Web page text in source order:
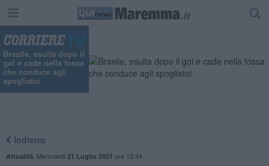
Brasile, esulta dopo il
gol e cade nella fossa
che conduce agli
spogliatoi
Indietro
Attualità Mercoledì 21 Luglio 2021 ore 13:44